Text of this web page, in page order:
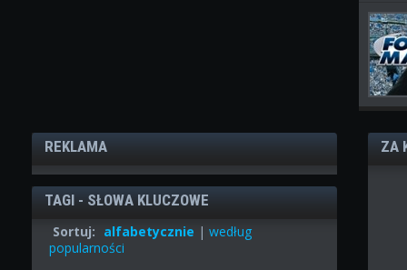
REKLAMA
TAGI - SŁOWA KLUCZOWE
Sortuj: alfabetycznie |według
popularności
ZA